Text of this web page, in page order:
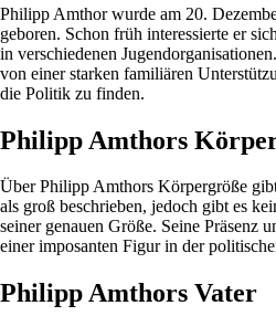
Philipp Amthor wurde am 20.
geboren. Schon früh interessierte er
in verschiedenen
von einer starken familiären
die Politik zu finden.
Philipp Amthors
Über Philipp Amthors Körpergröße
als groß beschrieben, jedoch gibt es
seiner genauen Größe. Seine Präsenz
einer imposanten Figur in der
Philipp Amthors Vater